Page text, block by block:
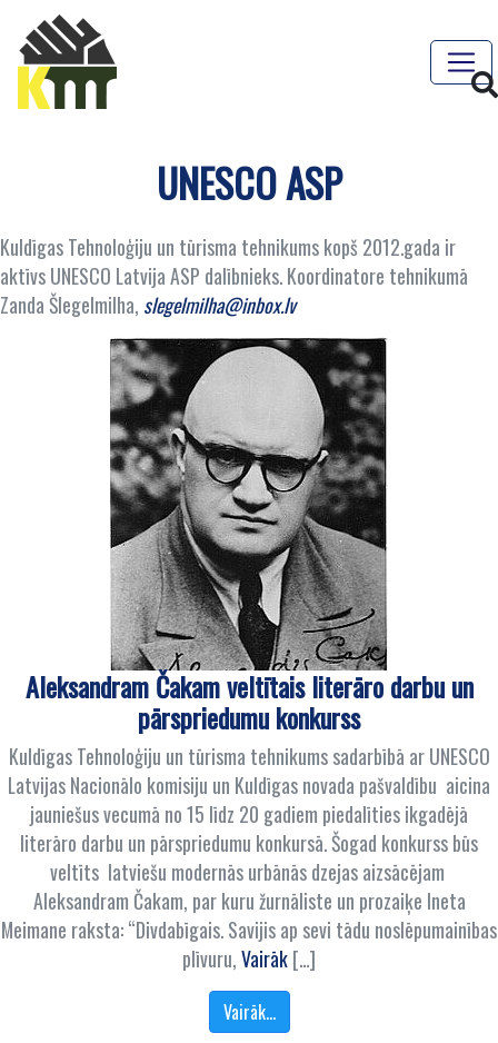
UNESCO ASP
Kuldīgas Tehnoloģiju un tūrisma tehnikums kopš 2012.gada ir
aktīvs UNESCO Latvija ASP dalībnieks. Koordinatore tehnikumā
Zanda Šlegelmilha, slegelmilha@inbox.lv
Aleksandram Čakam veltītais literāro darbu un
pārspriedumu konkurss
Kuldīgas Tehnoloģiju un tūrisma tehnikums sadarbībā ar UNESCO
Latvijas Nacionālo komisiju un Kuldīgas novada pašvaldību aicina
jauniešus vecumā no 15 līdz 20 gadiem piedalīties ikgadējā
literāro darbu un pārspriedumu konkursā. Šogad konkurss būs
veltīts latviešu modernās urbānās dzejas aizsācējam
Aleksandram Čakam, par kuru žurnāliste un prozaiķe Ineta
Meimane raksta: “Divdabīgais. Savijis ap sevi tādu noslēpumainības
plīvuru,Vairāk[…]
Vairāk…